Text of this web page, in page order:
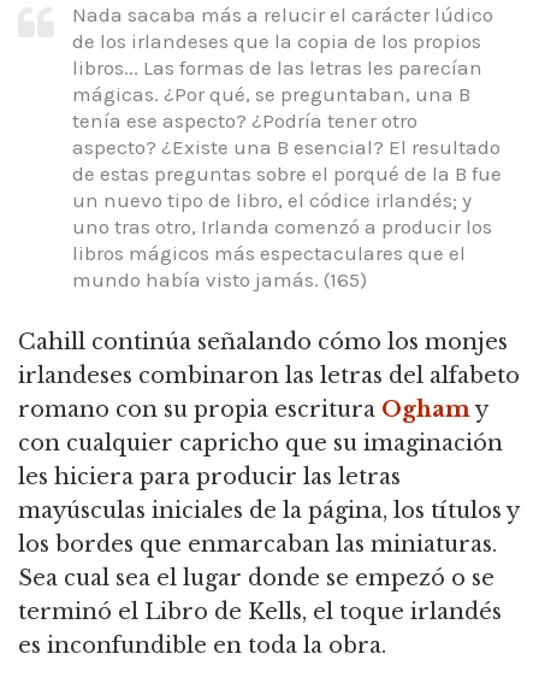
Nada sacaba más a relucir el carácter lúdico
de los irlandeses que la copia de los propios
libros... Las formas de las letras les parecían
mágicas. ¿Por qué, se preguntaban, una B
tenía ese aspecto? ¿Podría tener otro
aspecto? ¿Existe una B esencial? El resultado
de estas preguntas sobre el porqué de la B fue
un nuevo tipo de libro, el códice irlandés; y
uno tras otro, Irlanda comenzó a producir los
libros mágicos más espectaculares que el
mundo había visto jamás. (165)
Cahill continúa señalando cómo los monjes
irlandeses combinaron las letras del alfabeto
romano con su propia escritura Oghamy
con cualquier capricho que su imaginación
les hiciera para producir las letras
mayúsculas iniciales de la página, los títulos y
los bordes que enmarcaban las miniaturas.
Sea cual sea el lugar donde se empezó o se
terminó el Libro de Kells, el toque irlandés
es inconfundible en toda la obra.